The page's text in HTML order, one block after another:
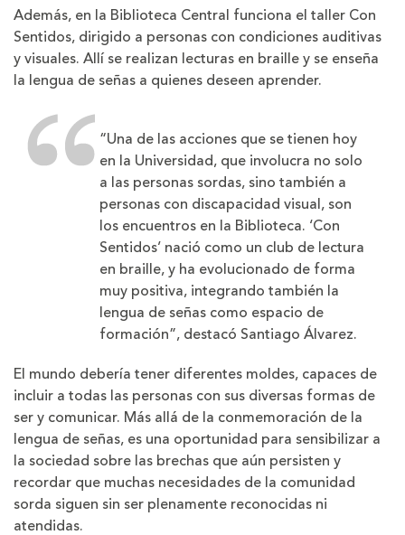
Además, en la Biblioteca Central funciona el taller Con
Sentidos, dirigido a personas con condiciones auditivas
y visuales. Allí se realizan lecturas en braille y se enseña
la lengua de señas a quienes deseen aprender.
“Una de las acciones que se tienen hoy
en la Universidad, que involucra no solo
a las personas sordas, sino también a
personas con discapacidad visual, son
los encuentros en la Biblioteca. ‘Con
Sentidos’ nació como un club de lectura
en braille, y ha evolucionado de forma
muy positiva, integrando también la
lengua de señas como espacio de
formación”, destacó Santiago Álvarez.
El mundo debería tener diferentes moldes, capaces de
incluir a todas las personas con sus diversas formas de
ser y comunicar. Más allá de la conmemoración de la
lengua de señas, es una oportunidad para sensibilizar a
la sociedad sobre las brechas que aún persisten y
recordar que muchas necesidades de la comunidad
sorda siguen sin ser plenamente reconocidas ni
atendidas.